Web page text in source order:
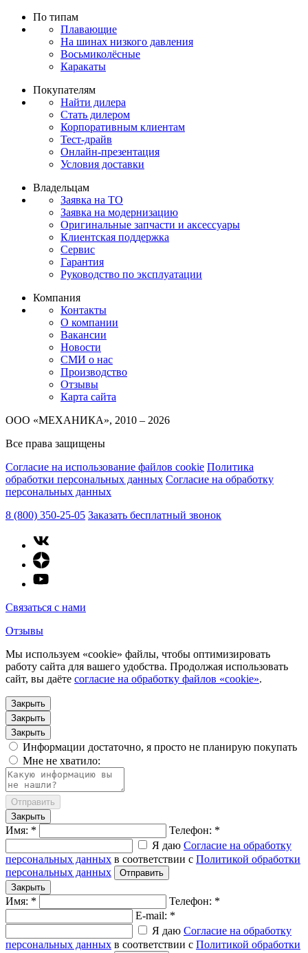
По типам
Плавающие
На шинах низкого давления
Восьмиколёсные
Каракаты
Покупателям
Найти дилера
Стать дилером
Корпоративным клиентам
Тест-драйв
Онлайн-презентация
Условия доставки
Владельцам
Заявка на ТО
Заявка на модернизацию
Оригинальные запчасти и аксессуары
Клиентская поддержка
Сервис
Гарантия
Руководство по эксплуатации
Компания
Контакты
О компании
Вакансии
Новости
СМИ о нас
Производство
Отзывы
Карта сайта
ООО «МЕХАНИКА», 2010 – 2026
Все права защищены
Согласие на использование файлов cookie Политика
обработки персональных данных Согласие на обработку
персональных данных
8 (800) 350-25-05 Заказать бесплатный звонок
Связаться с нами
Отзывы
Мы используем «cookie» файлы, чтобы оптимизировать
работу сайта для вашего удобства. Продолжая использовать
сайт, вы даёте согласие на обработку файлов «cookie».
Закрыть
Закрыть
Закрыть
Информации достаточно, я просто не планирую покупать
Мне не хватило:
Отправить
Закрыть
Имя: *
Телефон: *
Я даю Согласие на обработку
персональных данных в соответствии с Политикой обработки
персональных данных
Отправить
Закрыть
Имя: *
Телефон: *
E-mail: *
Я даю Согласие на обработку
персональных данных в соответствии с Политикой обработки